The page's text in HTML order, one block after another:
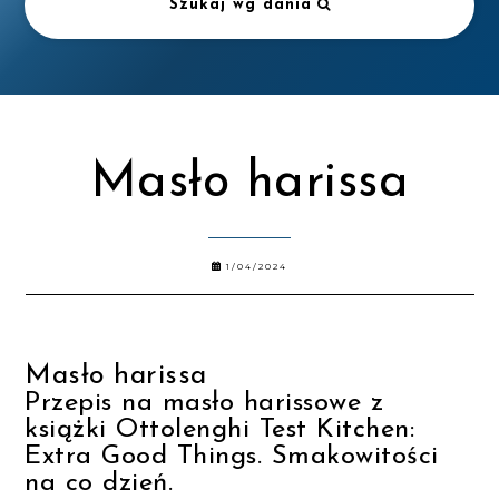
Szukaj wg dania
Masło harissa
1/04/2024
Masło harissa
Przepis na masło harissowe z
książki Ottolenghi Test Kitchen:
Extra Good Things. Smakowitości
na co dzień.